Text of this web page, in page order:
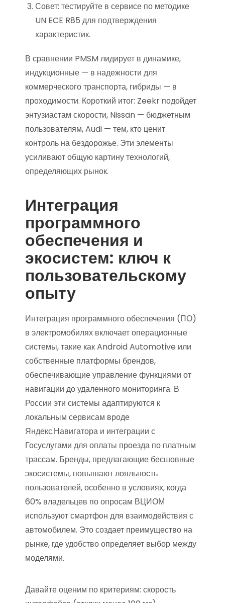
Совет: тестируйте в сервисе по методике
UN ECE R85 для подтверждения
характеристик.
В сравнении PMSM лидирует в динамике,
индукционные — в надежности для
коммерческого транспорта, гибриды — в
проходимости. Короткий итог: Zeekr подойдет
энтузиастам скорости, Nissan — бюджетным
пользователям, Audi — тем, кто ценит
контроль на бездорожье. Эти элементы
усиливают общую картину технологий,
определяющих рынок.
Интеграция
программного
обеспечения и
экосистем: ключ к
пользовательскому
опыту
Интеграция программного обеспечения (ПО)
в электромобилях включает операционные
системы, такие как Android Automotive или
собственные платформы брендов,
обеспечивающие управление функциями от
навигации до удаленного мониторинга. В
России эти системы адаптируются к
локальным сервисам вроде
Яндекс.Навигатора и интеграции с
Госуслугами для оплаты проезда по платным
трассам. Бренды, предлагающие бесшовные
экосистемы, повышают лояльность
пользователей, особенно в условиях, когда
60% владельцев по опросам ВЦИОМ
используют смартфон для взаимодействия с
автомобилем. Это создает преимущество на
рынке, где удобство определяет выбор между
моделями.
Давайте оценим по критериям: скорость